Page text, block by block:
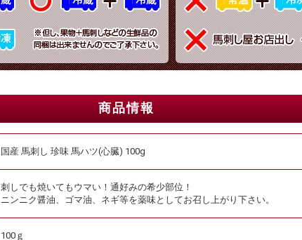
商品情報
国産 馬刺し 珍味 馬ハツ(心臓) 100g
刺しでも焼いてもウマい！通好みの希少部位！
ニンニク醤油、ゴマ油、ネギ等を薬味としてお召し上がり下さい。
100ｇ